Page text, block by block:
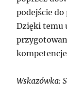
podejście
Dzięki temu
Wskazówka: